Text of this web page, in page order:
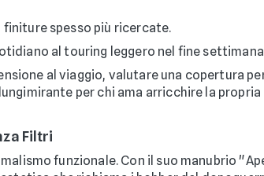
spesso più ricercate.
al touring leggero nel fine
al viaggio, valutare una copertura
per chi ama arricchire la
Filtri
funzionale. Con il suo manubrio